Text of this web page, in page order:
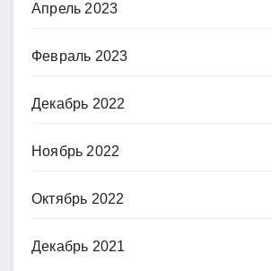
Апрель 2023
Февраль 2023
Декабрь 2022
Ноябрь 2022
Октябрь 2022
Декабрь 2021